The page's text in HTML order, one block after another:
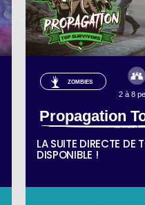
ZOMBIES
2 à 8
Propagation
LA SUITE DIRECTE DE
DISPONIBLE !